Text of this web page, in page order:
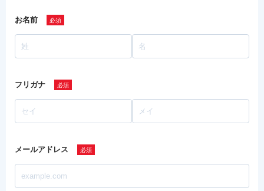
お名前
フリガナ
メールアドレス